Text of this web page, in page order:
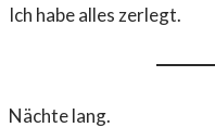
Ich habe alles zerlegt.
Nächte lang.